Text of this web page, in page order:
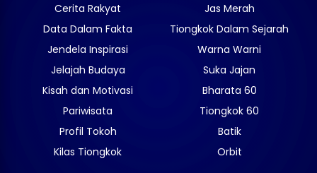
Cerita Rakyat
Data Dalam Fakta
Jendela Inspirasi
Jelajah Budaya
Kisah dan Motivasi
Pariwisata
Profil Tokoh
Kilas Tiongkok
Jas Merah
Tiongkok Dalam Sejarah
Warna Warni
Suka Jajan
Bharata 60
Tiongkok 60
Batik
Orbit